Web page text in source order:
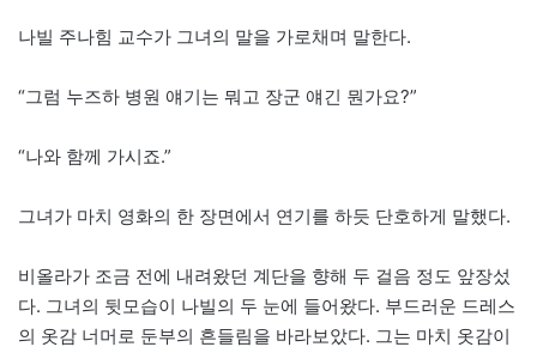
나빌 주나힘 교수가 그녀의 말을 가로채며 말한다.
“그럼 누즈하 병원 얘기는 뭐고 장군 얘긴 뭔가요?”
“나와 함께 가시죠.”
그녀가 마치 영화의 한 장면에서 연기를 하듯 단호하게 말했다.
비올라가 조금 전에 내려왔던 계단을 향해 두 걸음 정도 앞장섰
다. 그녀의 뒷모습이 나빌의 두 눈에 들어왔다. 부드러운 드레스
의 옷감 너머로 둔부의 흔들림을 바라보았다. 그는 마치 옷감이